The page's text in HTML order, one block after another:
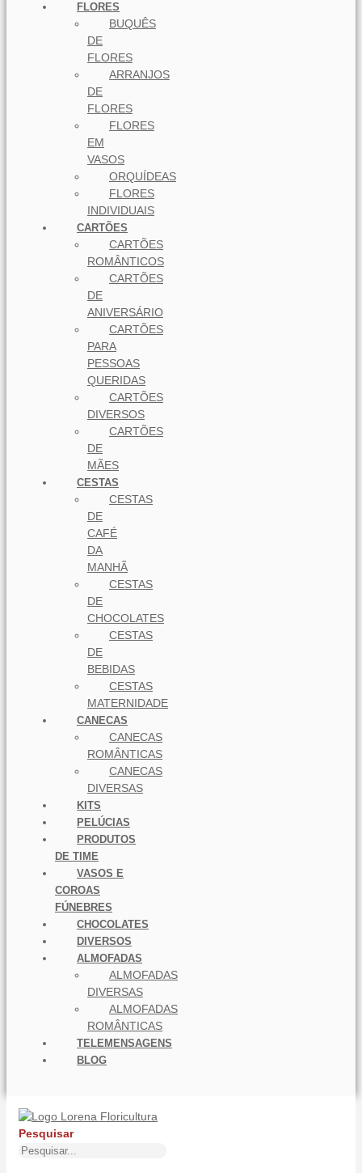
FLORES
BUQUÊS
DE
FLORES
ARRANJOS
DE
FLORES
FLORES
EM
VASOS
ORQUÍDEAS
FLORES
INDIVIDUAIS
CARTÕES
CARTÕES
ROMÂNTICOS
CARTÕES
DE
ANIVERSÁRIO
CARTÕES
PARA
PESSOAS
QUERIDAS
CARTÕES
DIVERSOS
CARTÕES
DE
MÃES
CESTAS
CESTAS
DE
CAFÉ
DA
MANHÃ
CESTAS
DE
CHOCOLATES
CESTAS
DE
BEBIDAS
CESTAS
MATERNIDADE
CANECAS
CANECAS
ROMÂNTICAS
CANECAS
DIVERSAS
KITS
PELÚCIAS
PRODUTOS
DE TIME
VASOS E
COROAS
FÚNEBRES
CHOCOLATES
DIVERSOS
ALMOFADAS
ALMOFADAS
DIVERSAS
ALMOFADAS
ROMÂNTICAS
TELEMENSAGENS
BLOG
Pesquisar